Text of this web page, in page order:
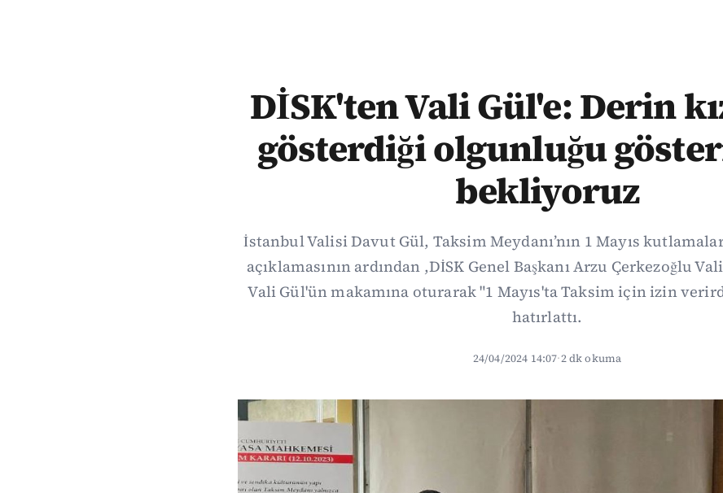
DİSK'ten Vali Gül'e: Derin
gösterdiği olgunluğu
bekliyoruz
İstanbul Valisi Davut Gül, Taksim Meydanı’nın 1 Mayıs
açıklamasının ardından ,DİSK Genel Başkanı Arzu Çerkezoğlu
Vali Gül'ün makamına oturarak "1 Mayıs'ta Taksim için izin
hatırlattı.
24/04/2024 14:07·2 dk okuma